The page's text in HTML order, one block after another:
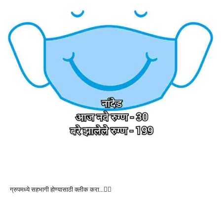
ग्रुपमध्ये सहभागी होण्यासाठी क्लीक करा…👆🏻